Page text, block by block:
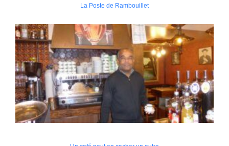
La Poste de Rambouillet